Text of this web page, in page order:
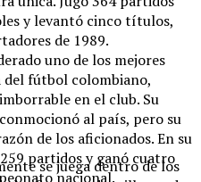
y levantó cinco títulos,
de 1989.
uno de los mejores
del fútbol colombiano,
en el club. Su
al país, pero su
de los aficionados. En su
partidos y ganó cuatro
nacional.
se juega dentro de los